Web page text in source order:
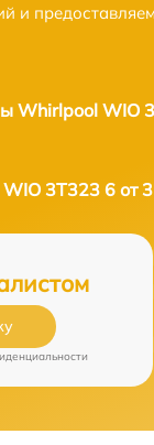
и предоставляем
Whirlpool WIO
3T323 6 от